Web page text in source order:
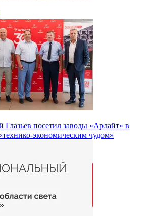
Глазьев посетил заводы «Арлайт» в
экономическим чудом»